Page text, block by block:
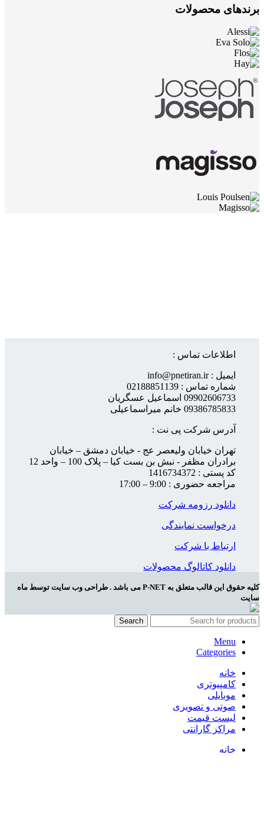
برندهای محصولات
اطلاعات تماس :
ایمیل : info@pnetiran.ir
شماره تماس : 02188851139
09902606733 اسماعیل عسگریان
09386785833 خانم میراسماعیلی
آدرس شرکت پی نت :
تهران خیابان ولیعصر عج - خیابان دمشق – خیابان
برادران مظفر - نبش بن بست کیا – پلاک 100 – واحد 12
کد پستی : 1416734372
مراجعه حضوری : 9:00 – 17:00
دانلود رزومه شرکت
درخواست نمایندگی
ارتباط با شرکت
دانلود کاتالوگ محصولات
کلیه حقوق این قالب متعلق به P-NET می باشد . طراحی وب سایت توسط ماه
سایت
Search
Menu
Categories
خانه
کامپیوتری
موبایلی
صوتی و تصویری
لیست قیمت
مراکز گارانتی
خانه